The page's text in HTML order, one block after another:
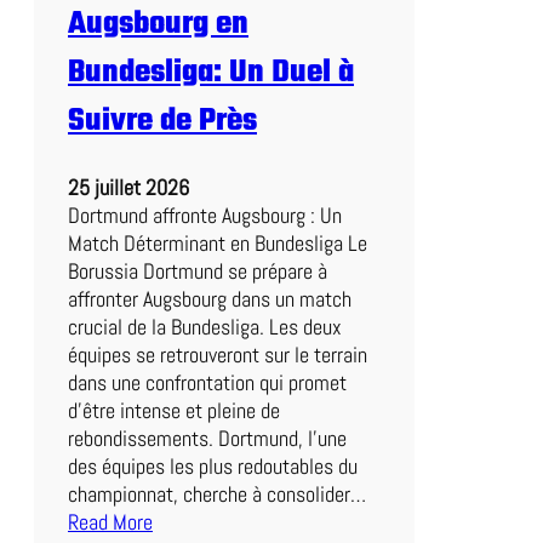
s
o
n
n
l
i
s
e
z
V
o
t
r
e
E
x
p
é
Augsbourg en
Bundesliga: Un Duel à
Suivre de Près
25 juillet 2026
Dortmund affronte Augsbourg : Un
Match Déterminant en Bundesliga Le
Borussia Dortmund se prépare à
affronter Augsbourg dans un match
crucial de la Bundesliga. Les deux
équipes se retrouveront sur le terrain
dans une confrontation qui promet
d’être intense et pleine de
rebondissements. Dortmund, l’une
des équipes les plus redoutables du
championnat, cherche à consolider…
Read More